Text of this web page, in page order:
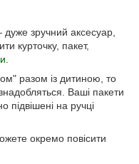
зручний аксесуар,
курточку, пакет,
разом із дитиною, то
Ваші пакети
підвішені на ручці
окремо повісити